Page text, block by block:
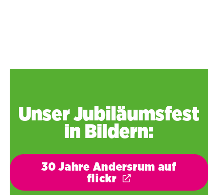
Unser Jubiläumsfest
in Bildern:
30 Jahre Andersrum auf
flickr